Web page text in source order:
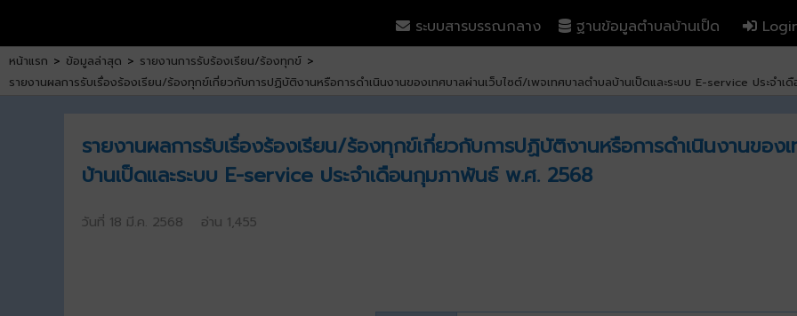
ระบบสารบรรณกลาง
ฐานข้อมูลตำบลบ้านเป็ด
หน้าแรก > ข้อมูลล่าสุด > รายงานการรับร้องเรียน/ร้องทุกข์ >
รายงานผลการรับเรื่องร้องเรียน/ร้องทุกข์เกี่ยวกับการปฏิบัติงานหรือการดำเนินงานของเทศบาลผ่านเว็บไซต์/เพจเทศบาลตำบลบ้านเป็ดและระบบ E-service ประจำ
รายงานผลการรับเรื่องร้องเรียน/ร้องทุกข์เกี่ยวกับการปฏิบัติงานหรือการดำเนินงานของ
บ้านเป็ดและระบบ E-service ประจำเดือนกุมภาพันธ์ พ.ศ. 2568
วันที่ 18 มี.ค. 2568 อ่าน 1,455